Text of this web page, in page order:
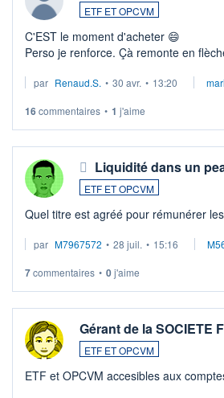
ETF ET OPCVM
C'EST le moment d'acheter 😄​
Perso je renforce. Çà remonte en
Investissement long terme tip top
par Renaud.S. • 30 avr. • 13:20
16commentaires • 1 j'aime
Liquidité dans un
ETF ET OPCVM
Quel titre est agréé pour rémunérer
par M7967572 • 28 juil. • 15:16
7commentaires • 0j'aime
Gérant de la SOCIETE
ETF ET OPCVM
ETF et OPCVM accesibles aux